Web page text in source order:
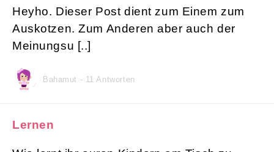
Heyho. Dieser Post dient zum Einem zum
Auskotzen. Zum Anderen aber auch der
Meinungsu [..]
Bahamut - 11 Antworten
Lernen